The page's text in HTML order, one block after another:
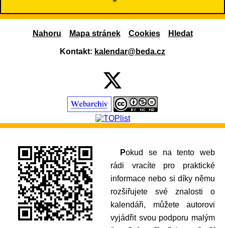
Nahoru Mapa stránek Cookies Hledat
Kontakt: kalendar@beda.cz
Pokud se na tento web
rádi vracíte pro praktické
informace nebo si díky němu
rozšiřujete své znalosti o
kalendáři, můžete autorovi
vyjádřit svou podporu malým